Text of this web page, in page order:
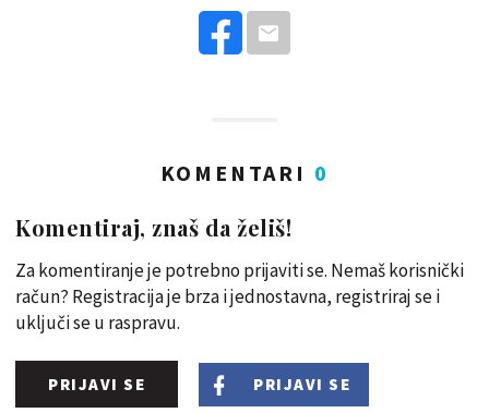
KOMENTARI 0
Komentiraj, znaš da želiš!
Za komentiranje je potrebno prijaviti se. Nemaš korisnički
račun? Registracija je brza i jednostavna, registriraj se i
uključi se u raspravu.
PRIJAVI SE PRIJAVI SE